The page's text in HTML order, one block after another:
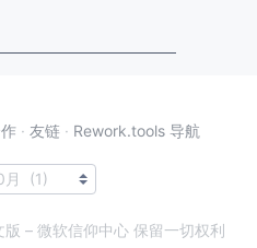
· 友链 · Rework.tools 导航
– 微软信仰中心 保留一切权利